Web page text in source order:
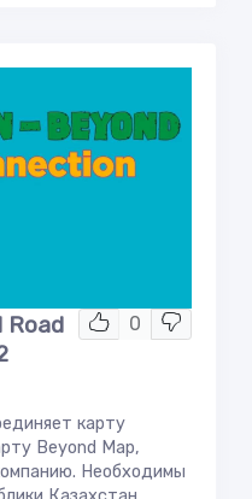
0
Road
карту
Beyond Map,
Необходимы